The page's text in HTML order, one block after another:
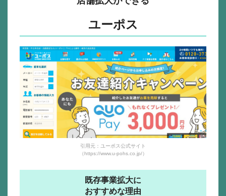
ユーポス
引用元：ユーポス公式サイト
（https://www.u-pohs.co.jp/）
既存事業拡大に
おすすめな理由